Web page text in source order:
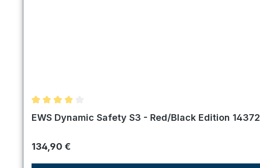
Durchschnittliche Bewertung von 4 von 5 Sternen
EWS Dynamic Safety S3 - Red/Black Edition 14372
Regulärer Preis:
134,90 €